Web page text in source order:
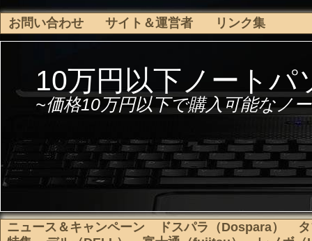
お問い合わせ サイト＆運営者 リンク集
10万円以下ノートパ
~価格10万円以下で購入可能なノ
ニュース＆キャンペーン ドスパラ（Dospara）